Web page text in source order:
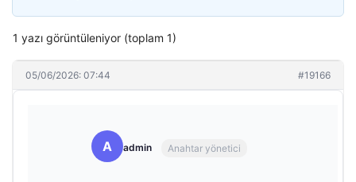
1 yazı görüntüleniyor (toplam 1)
05/06/2026: 07:44 #19166
A admin Anahtar yönetici